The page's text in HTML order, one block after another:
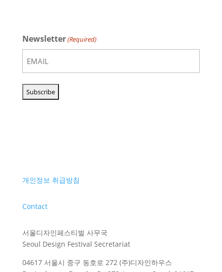
Newsletter(Required)
개인정보 취급방침
Contact
서울디자인페스티벌 사무국
Seoul Design Festival Secretariat
04617 서울시 중구 동호로 272 (주)디자인하우스